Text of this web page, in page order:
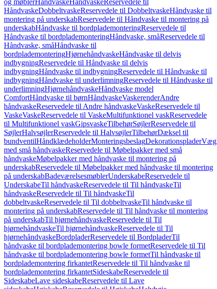
og møblerHåndvaskeHåndvaskeReservedele til
HåndvaskeDobbeltvaskeReservedele til DobbeltvaskeHåndvaske til
montering på underskabReservedele til Håndvaske til montering på
underskabHåndvaske til bordplademonteringReservedele til
Håndvaske til bordplademonteringHåndvaske, småReservedele til
Håndvaske, småHåndvaske til
bordplademonteringHjørnehåndvaskeHåndvaske til delvis
indbygningReservedele til Håndvaske til delvis
indbygningHåndvaske til indbygningReservedele til Håndvaske til
indbygningHåndvaske til underlimningReservedele til Håndvaske til
underlimningHjørnehåndvaskeHåndvaske model
ComfortHåndvaske til børnHåndvaskeVaskerenderAndre
håndvaskeReservedele til Andre håndvaskeVaskeReservedele til
VaskeVaskeReservedele til VaskeMultifunktionel vaskReservedele
til Multifunktionel vaskGipsvaskeTilbehørSøjlerReservedele til
SøjlerHalvsøjlerReservedele til HalvsøjlerTilbehørDæksel til
bundventilHåndklædeholderMonteringsbeslagDekorationsplader
med små håndvaskeReservedele til Møbelpakker med små
håndvaskeMøbelpakker med håndvaske til montering på
underskabReservedele til Møbelpakker med håndvaske til montering
på underskabBadeværelsesmøblerUnderskabeReservedele til
UnderskabeTil håndvaskeReservedele til Til håndvaskeTil
håndvaskeReservedele til Til håndvaskeTil
dobbeltvaskeReservedele til Til dobbeltvaskeTil håndvaske til
montering på underskabReservedele til Til håndvaske til montering
på underskabTil hjørnehåndvaskeReservedele til Til
hjørnehåndvaskeTil hjørnehåndvaskeReservedele til Til
hjørnehåndvaskeBordpladerReservedele til BordpladerTil
håndvaske til bordplademontering bowle formetReservedele til Til
håndvaske til bordplademontering bowle formetTil håndvaske til
bordplademontering firkantetReservedele til Til håndvaske til
bordplademontering firkantetSideskabeReservedele til
SideskabeLave sideskabeReservedele til Lave